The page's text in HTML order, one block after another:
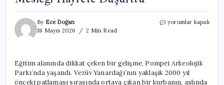
By Ece Doğan
18 Mayıs 2026
2 Min Read
Antik
Hayrete
Düşürttü
için
yorumlar kapalı
Eğitim alanında dikkat çeken bir gelişme, Pompei Arkeolojik
Parkı’nda yaşandı. Vezüv Yanardağı’nın yaklaşık 2000 yıl
önceki patlaması sırasında ortaya çıkan bir kurbanın, aslında